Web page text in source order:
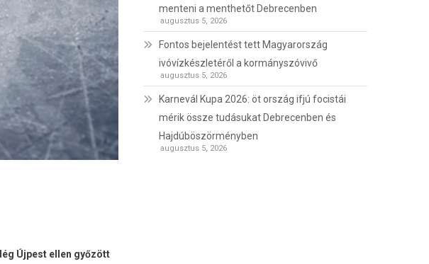
Újpest ellen győzött
menteni a menthetőt Debrecenben
augusztus 5, 2026
Fontos bejelentést tett Magyarország
ivóvízkészletéről a kormányszóvivő
augusztus 5, 2026
Karnevál Kupa 2026: öt ország ifjú focistái
mérik össze tudásukat Debrecenben és
Hajdúböszörményben
augusztus 5, 2026